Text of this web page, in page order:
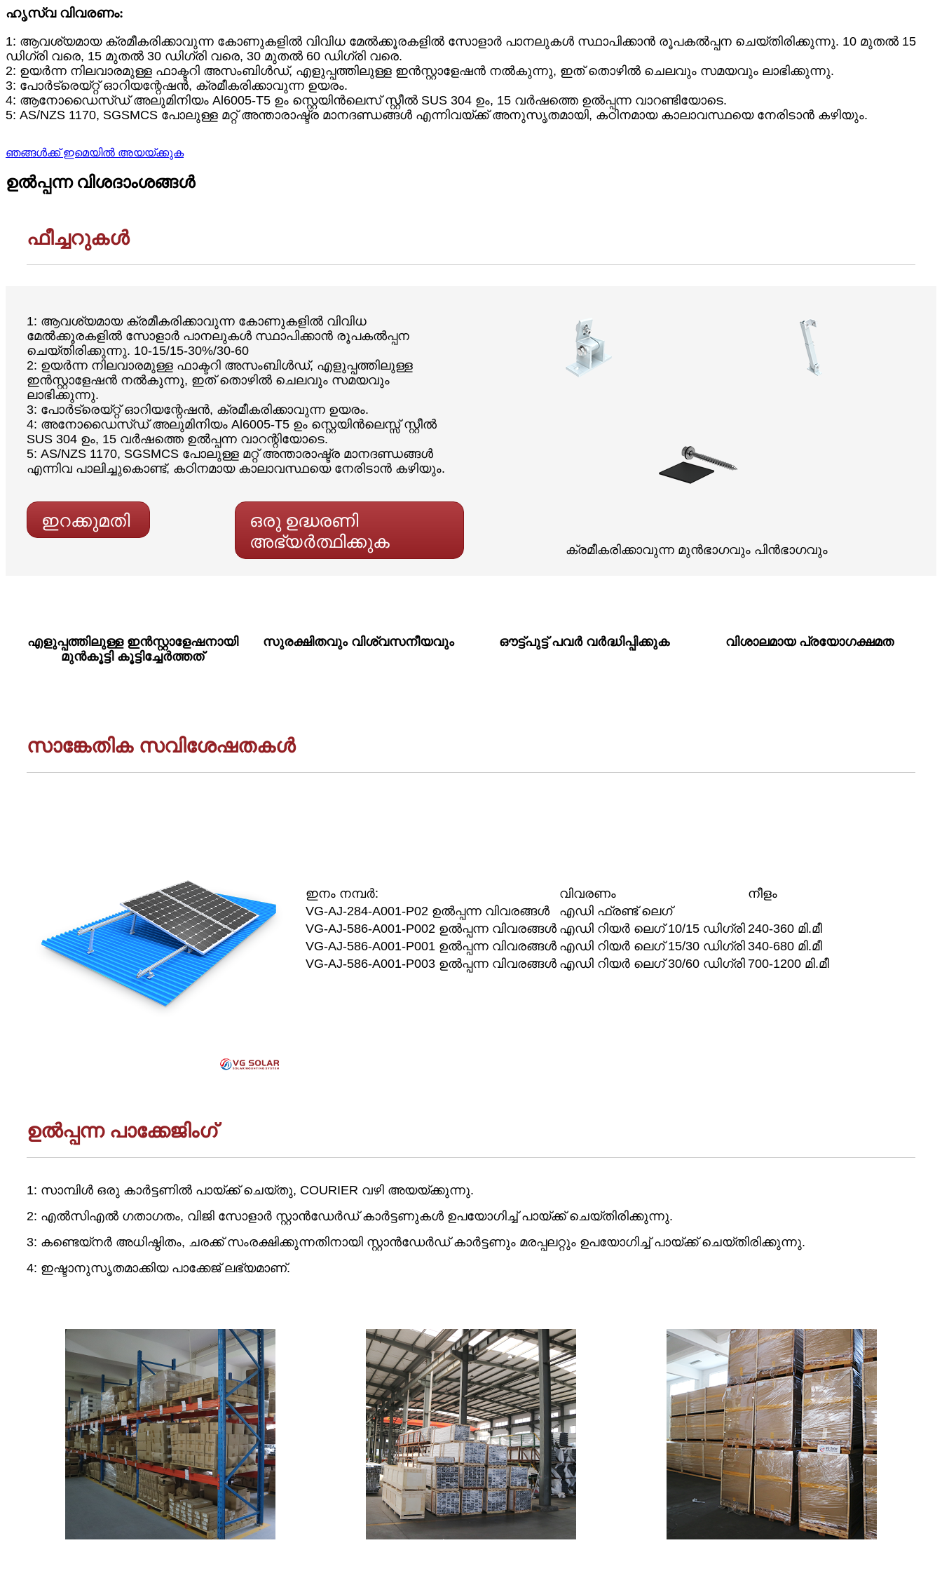
ഹൃസ്വ വിവരണം:
1: ആവശ്യമായ ക്രമീകരിക്കാവുന്ന കോണുകളിൽ വിവിധ മേൽക്കൂരകളിൽ സോളാർ പാനലുകൾ സ്ഥാപിക്കാൻ രൂപകൽപ്പന ചെയ്‌തിരിക്കുന്നു. 10 മുതൽ 15
ഡിഗ്രി വരെ, 15 മുതൽ 30 ഡിഗ്രി വരെ, 30 മുതൽ 60 ഡിഗ്രി വരെ.
2: ഉയർന്ന നിലവാരമുള്ള ഫാക്ടറി അസംബിൾഡ്, എളുപ്പത്തിലുള്ള ഇൻസ്റ്റാളേഷൻ നൽകുന്നു, ഇത് തൊഴിൽ ചെലവും സമയവും ലാഭിക്കുന്നു.
3: പോർട്രെയ്റ്റ് ഓറിയന്റേഷൻ, ക്രമീകരിക്കാവുന്ന ഉയരം.
4: ആനോഡൈസ്ഡ് അലുമിനിയം Al6005-T5 ഉം സ്റ്റെയിൻലെസ് സ്റ്റീൽ SUS 304 ഉം, 15 വർഷത്തെ ഉൽപ്പന്ന വാറണ്ടിയോടെ.
5: AS/NZS 1170, SGSMCS പോലുള്ള മറ്റ് അന്താരാഷ്ട്ര മാനദണ്ഡങ്ങൾ എന്നിവയ്ക്ക് അനുസൃതമായി, കഠിനമായ കാലാവസ്ഥയെ നേരിടാൻ കഴിയും.
ഞങ്ങൾക്ക് ഇമെയിൽ അയയ്ക്കുക
ഉൽപ്പന്ന വിശദാംശങ്ങൾ
ഫീച്ചറുകൾ
1: ആവശ്യമായ ക്രമീകരിക്കാവുന്ന കോണുകളിൽ വിവിധ
മേൽക്കൂരകളിൽ സോളാർ പാനലുകൾ സ്ഥാപിക്കാൻ രൂപകൽപ്പന
ചെയ്‌തിരിക്കുന്നു. 10-15/15-30%/30-60
2: ഉയർന്ന നിലവാരമുള്ള ഫാക്ടറി അസംബിൾഡ്, എളുപ്പത്തിലുള്ള
ഇൻസ്റ്റാളേഷൻ നൽകുന്നു, ഇത് തൊഴിൽ ചെലവും സമയവും
ലാഭിക്കുന്നു.
3: പോർട്രെയ്റ്റ് ഓറിയന്റേഷൻ, ക്രമീകരിക്കാവുന്ന ഉയരം.
4: അനോഡൈസ്ഡ് അലുമിനിയം Al6005-T5 ഉം സ്റ്റെയിൻലെസ്സ് സ്റ്റീൽ
SUS 304 ഉം, 15 വർഷത്തെ ഉൽപ്പന്ന വാറന്റിയോടെ.
5: AS/NZS 1170, SGSMCS പോലുള്ള മറ്റ് അന്താരാഷ്ട്ര മാനദണ്ഡങ്ങൾ
എന്നിവ പാലിച്ചുകൊണ്ട്, കഠിനമായ കാലാവസ്ഥയെ നേരിടാൻ കഴിയും.
ഇറക്കുമതി
ഒരു ഉദ്ധരണി
അഭ്യർത്ഥിക്കുക
ക്രമീകരിക്കാവുന്ന മുൻഭാഗവും പിൻഭാഗവും
എളുപ്പത്തിലുള്ള ഇൻസ്റ്റാളേഷനായി
മുൻകൂട്ടി കൂട്ടിച്ചേർത്തത്
സുരക്ഷിതവും വിശ്വസനീയവും ഔട്ട്പുട്ട് പവർ വർദ്ധിപ്പിക്കുക വിശാലമായ പ്രയോഗക്ഷമത
സാങ്കേതിക സവിശേഷതകൾ
ഇനം നമ്പർ: വിവരണം
നീളം
VG-AJ-284-A001-P02 ഉൽപ്പന്ന വിവരങ്ങൾ
എഡി ഫ്രണ്ട് ലെഗ്
VG-AJ-586-A001-P002 ഉൽപ്പന്ന വിവരങ്ങൾ എഡി റിയർ ലെഗ് 10/15 ഡിഗ്രി 240-360 മി.മീ
VG-AJ-586-A001-P001 ഉൽപ്പന്ന വിവരങ്ങൾ എഡി റിയർ ലെഗ് 15/30 ഡിഗ്രി 340-680 മി.മീ
VG-AJ-586-A001-P003 ഉൽപ്പന്ന വിവരങ്ങൾ എഡി റിയർ ലെഗ് 30/60 ഡിഗ്രി 700-1200 മി.മീ
ഉൽപ്പന്ന പാക്കേജിംഗ്
1: സാമ്പിൾ ഒരു കാർട്ടണിൽ പായ്ക്ക് ചെയ്തു, COURIER വഴി അയയ്ക്കുന്നു.
2: എൽസിഎൽ ഗതാഗതം, വിജി സോളാർ സ്റ്റാൻഡേർഡ് കാർട്ടണുകൾ ഉപയോഗിച്ച് പായ്ക്ക് ചെയ്തിരിക്കുന്നു.
3: കണ്ടെയ്നർ അധിഷ്ഠിതം, ചരക്ക് സംരക്ഷിക്കുന്നതിനായി സ്റ്റാൻഡേർഡ് കാർട്ടണും മരപ്പലറ്റും ഉപയോഗിച്ച് പായ്ക്ക് ചെയ്തിരിക്കുന്നു.
4: ഇഷ്ടാനുസൃതമാക്കിയ പാക്കേജ് ലഭ്യമാണ്.